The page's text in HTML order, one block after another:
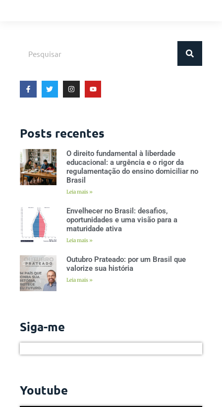
Posts recentes
O direito fundamental à liberdade
educacional: a urgência e o rigor da
regulamentação do ensino domiciliar no
Brasil
Leia mais »
Envelhecer no Brasil: desafios,
oportunidades e uma visão para a
maturidade ativa
Leia mais »
Outubro Prateado: por um Brasil que
valorize sua história
Leia mais »
Siga-me
Youtube